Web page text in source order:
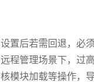
置后若需回退，必
程管理场景下，过
模块加载等操作，